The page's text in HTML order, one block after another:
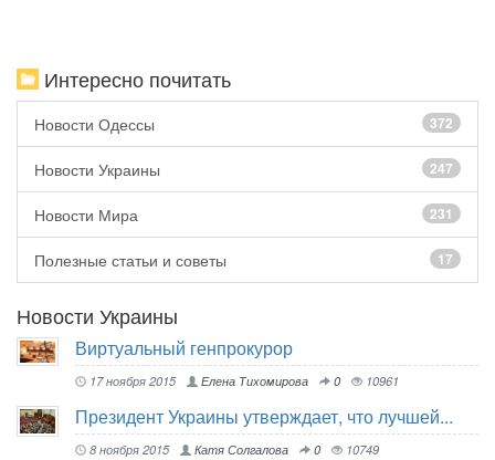
Интересно почитать
Новости Одессы 372
Новости Украины 247
Новости Мира 231
Полезные статьи и советы 17
Новости Украины
Виртуальный генпрокурор
17 ноября 2015 Елена Тихомирова 0 10961
Президент Украины утверждает, что лучшей...
8 ноября 2015 Катя Солгалова 0 10749